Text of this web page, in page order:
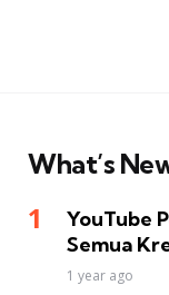
What’s
YouTube
Semua
1 year ago